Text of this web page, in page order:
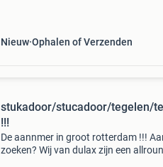
Nieuw Ophalen of Verzenden
stukadoor/stucadoor/tegelen/
!!!
De aannmer in groot rotterdam !!!
zoeken? Wij van dulax zijn een